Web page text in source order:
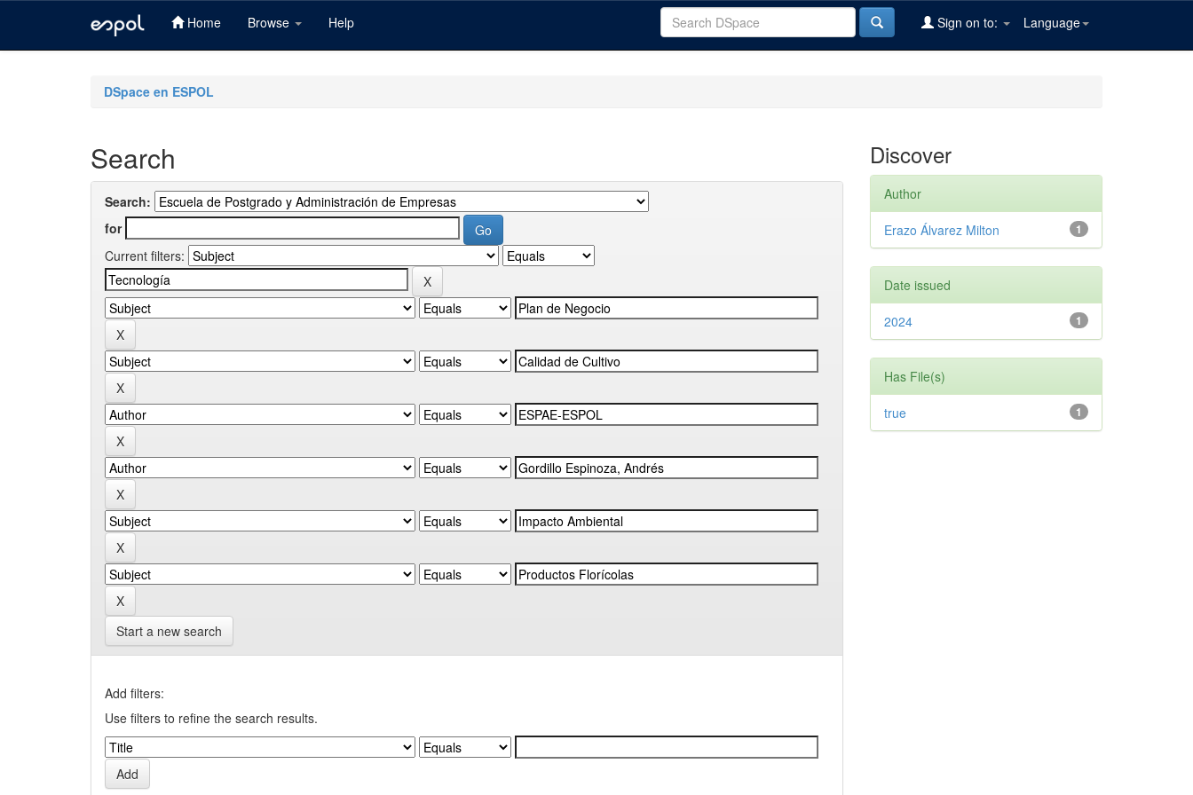
Home Browse Help Language
Sign on to:
DSpace en ESPOL
Search
Search:
for
Current filters:
Start a new search
Add filters:
Use filters to refine the search results.
Discover
Author
1
Erazo Álvarez Milton
Date issued
1
2024
Has File(s)
1
true